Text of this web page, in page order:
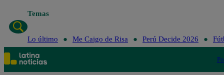
Temas
Lo último Me Caigo de Risa Perú Decide 2026